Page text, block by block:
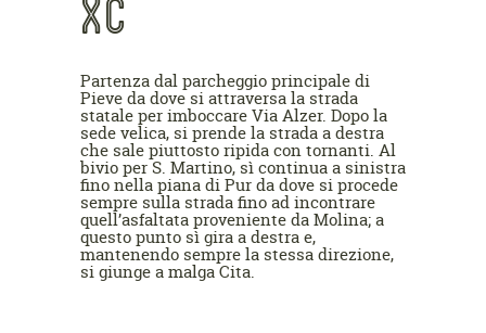
Partenza dal parcheggio principale di
Pieve da dove si attraversa la strada
statale per imboccare Via Alzer. Dopo la
sede velica, si prende la strada a destra
che sale piuttosto ripida con tornanti. Al
bivio per S. Martino, sì continua a sinistra
fino nella piana di Pur da dove si procede
sempre sulla strada fino ad incontrare
quell’asfaltata proveniente da Molina; a
questo punto sì gira a destra e,
mantenendo sempre la stessa direzione,
si giunge a malga Cita.